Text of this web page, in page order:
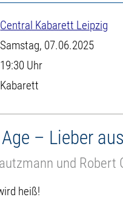
Central Kabarett Leipzig
Samstag, 07.06.2025
19:30 Uhr
Kabarett
– Lieber
und Robert
heiß!